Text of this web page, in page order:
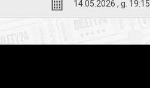
14.05.2026 , g. 19:15